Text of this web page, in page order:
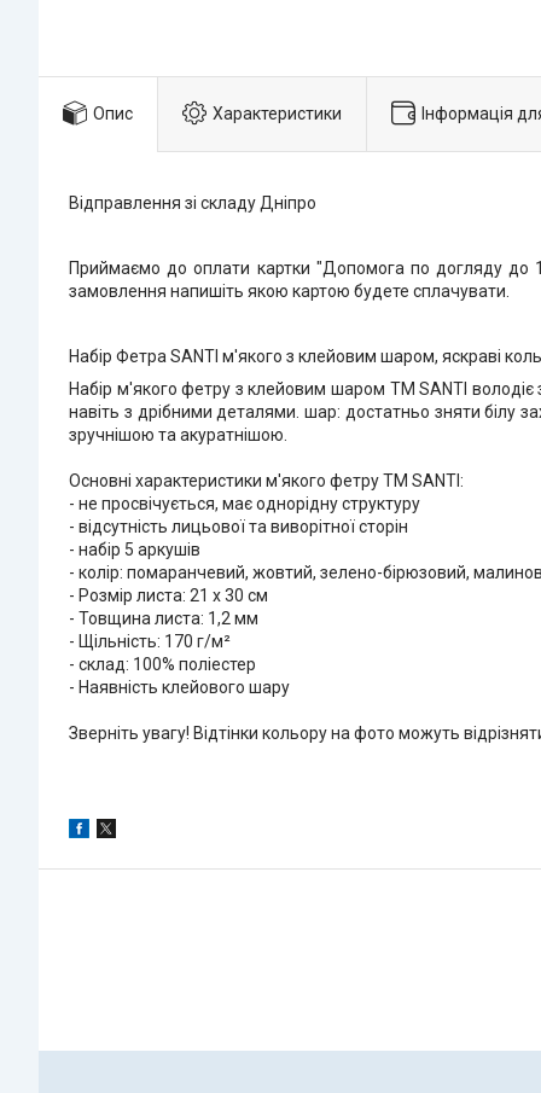
Опис Характеристики Інформація
Відправлення зі складу Дніпро
Приймаємо до оплати картки "Допомога по догляду до
замовлення напишіть якою картою будете сплачувати.
Набір Фетра SANTI м'якого з клейовим шаром, яскраві
Набір м'якого фетру з клейовим шаром ТМ SANTI володіє
навіть з дрібними деталями. шар: достатньо зняти білу
зручнішою та акуратнішою.
Основні характеристики м'якого фетру ТМ SANTI:
- не просвічується, має однорідну структуру
- відсутність лицьової та виворітної сторін
- набір 5 аркушів
- колір: помаранчевий, жовтий, зелено-бірюзовий,
- Розмір листа: 21 х 30 см
- Товщина листа: 1,2 мм
- Щільність: 170 г/м²
- склад: 100% поліестер
- Наявність клейового шару
Зверніть увагу! Відтінки кольору на фото можуть